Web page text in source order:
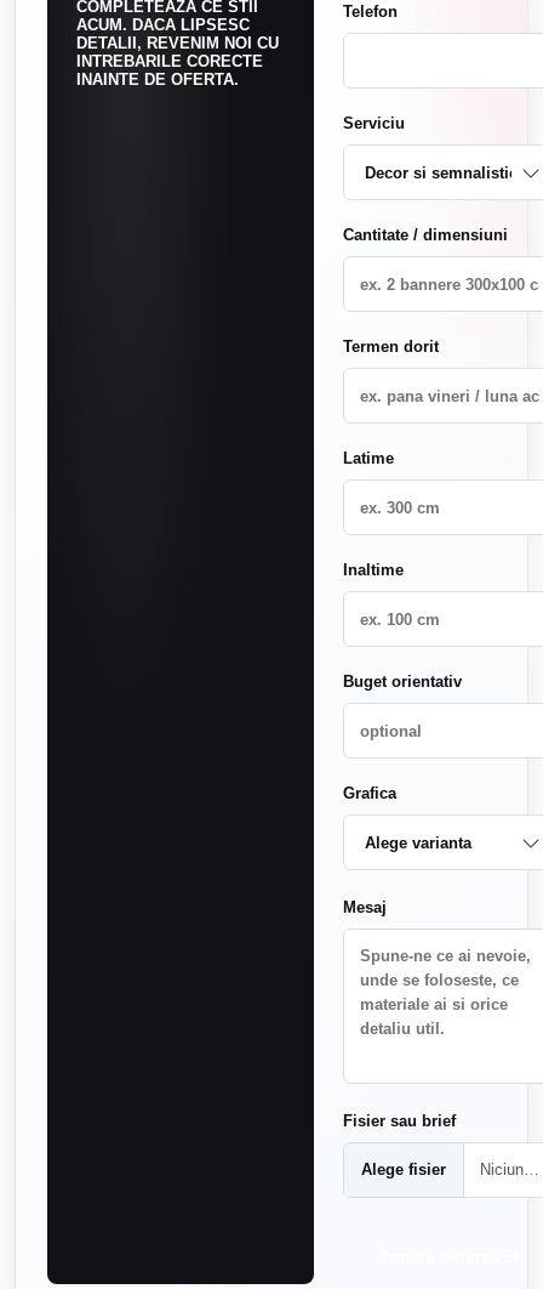
COMPLETEAZA CE STII
ACUM. DACA LIPSESC
DETALII, REVENIM NOI CU
INTREBARILE CORECTE
INAINTE DE OFERTA.
Telefon
Serviciu
Cantitate / dimensiuni
Termen dorit
Latime
Inaltime
Buget orientativ
Grafica
Mesaj
Fisier sau brief
Alege fisier Niciun fisier ales